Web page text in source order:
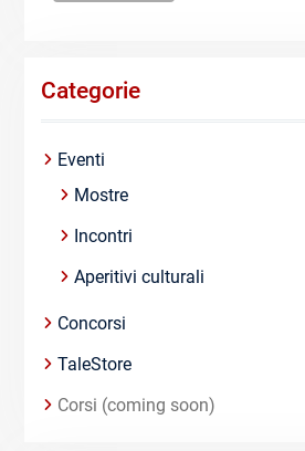
Categorie
Eventi
Mostre
Incontri
Aperitivi culturali
Concorsi
TaleStore
Corsi (coming soon)